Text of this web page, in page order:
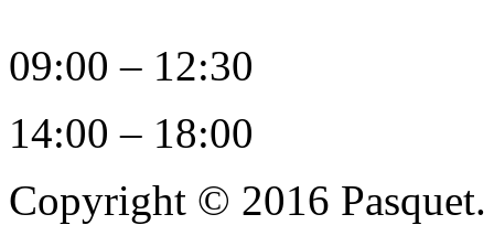
09:00 – 12:30
14:00 – 18:00
Copyright © 2016 Pasquet.